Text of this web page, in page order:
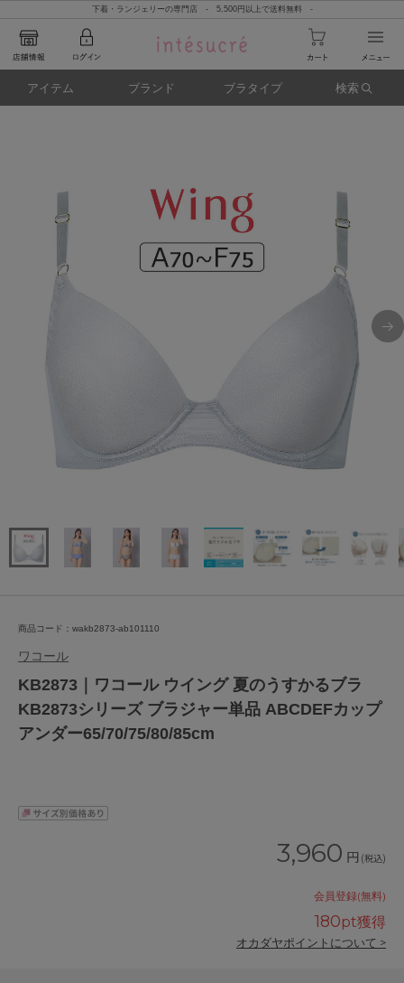
下着・ランジェリーの専門店 - 5,500円以上で送料無料 -
アイテム ブランド ブラタイプ 検索
商品コード：wakb2873-ab101110
ワコール
KB2873｜ワコール ウイング 夏のうすかるブラ
KB2873シリーズ ブラジャー単品 ABCDEFカップ
アンダー65/70/75/80/85cm
3,960 円 (税込)
会員登録(無料)
180pt獲得
オカダヤポイントについて >